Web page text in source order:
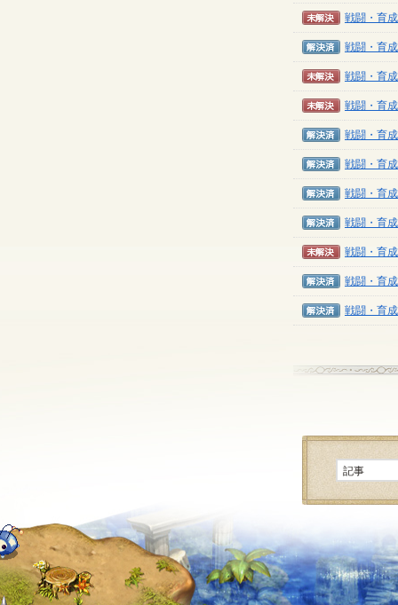
未解決
戦闘・育成
解決済み
戦闘・育成
未解決
戦闘・育成
未解決
戦闘・育成
解決済み
戦闘・育成
解決済み
戦闘・育成
解決済み
戦闘・育成
解決済み
戦闘・育成
未解決
戦闘・育成
解決済み
戦闘・育成
解決済み
戦闘・育成